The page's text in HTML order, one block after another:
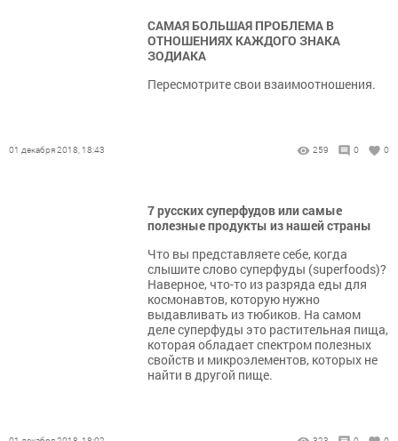
САМАЯ БОЛЬШАЯ ПРОБЛЕМА В
ОТНОШЕНИЯХ КАЖДОГО ЗНАКА
ЗОДИАКА
Пересмотрите свои взаимоотношения.
01 декабря 2018, 18:43 259 0 0
7 русских суперфудов или самые
полезные продукты из нашей страны
Что вы представляете себе, когда
слышите слово суперфуды (superfoods)?
Наверное, что-то из разряда еды для
космонавтов, которую нужно
выдавливать из тюбиков. На самом
деле суперфуды это растительная пища,
которая обладает спектром полезных
свойств и микроэлементов, которых не
найти в другой пище.